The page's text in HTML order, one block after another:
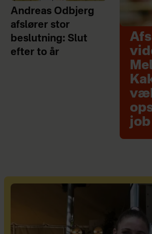
Andreas Odbjerg
afslører stor
beslutning: Slut
efter to år
job